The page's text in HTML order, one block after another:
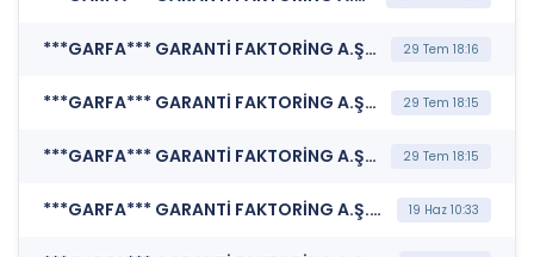
***GARFA*** GARANTİ FAKTORİNG A.Ş. (Faaliyet Raporu (Konsolide Olmayan)) 29 Tem 18:16
***GARFA*** GARANTİ FAKTORİNG A.Ş. (Finansal Kurumlar Finansal Rapor) 29 Tem 18:15
***GARFA*** GARANTİ FAKTORİNG A.Ş. (Sorumluluk Beyanı (Konsolide Olmayan)) 29 Tem 18:15
***GARFA*** GARANTİ FAKTORİNG A.Ş. (Kurumsal Yönetim İlkelerine Uyum Derecelendirmesi) 19 Haz 10:33